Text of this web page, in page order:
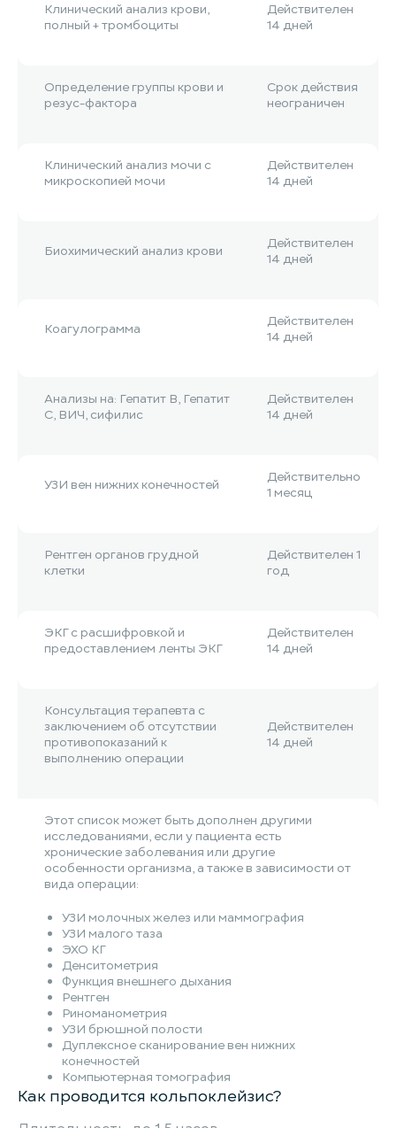
Клинический анализ крови,
полный + тромбоциты
Действителен
14 дней
Определение группы крови и
резус-фактора
Срок действия
неограничен
Клинический анализ мочи с
микроскопией мочи
Действителен
14 дней
Биохимический анализ крови
Действителен
14 дней
Коагулограмма
Действителен
14 дней
Анализы на: Гепатит B, Гепатит
С, ВИЧ, сифилис
Действителен
14 дней
УЗИ вен нижних конечностей
Действительно
1 месяц
Рентген органов грудной
клетки
Действителен 1
год
ЭКГ с расшифровкой и
предоставлением ленты ЭКГ
Действителен
14 дней
Консультация терапевта с
заключением об отсутствии
противопоказаний к
выполнению операции
Действителен
14 дней
Этот список может быть дополнен другими
исследованиями, если у пациента есть
хронические заболевания или другие
особенности организма, а также в зависимости от
вида операции:
УЗИ молочных желез или маммография
УЗИ малого таза
ЭХО КГ
Денситометрия
Функция внешнего дыхания
Рентген
Риноманометрия
УЗИ брюшной полости
Дуплексное сканирование вен нижних
конечностей
Компьютерная томография
Как проводится кольпоклейзис?